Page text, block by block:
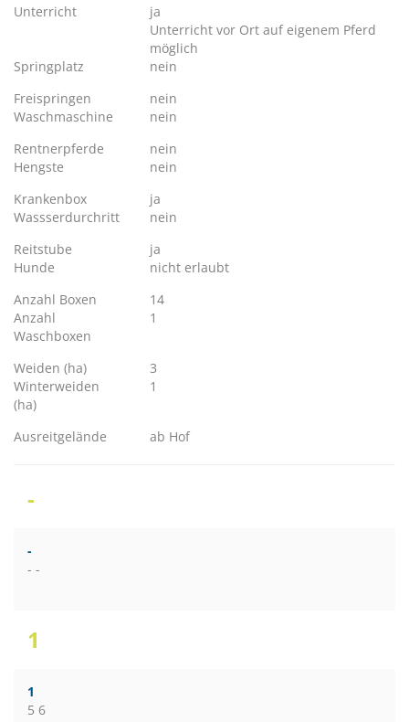
Unterricht
ja
Unterricht vor Ort auf eigenem Pferd
möglich
Springplatz
nein
Freispringen
nein
Waschmaschine
nein
Rentnerpferde
nein
Hengste
nein
Krankenbox
ja
Wassserdurchritt
nein
Reitstube
ja
Hunde
nicht erlaubt
Anzahl Boxen
14
Anzahl
Waschboxen
1
Weiden (ha)
3
Winterweiden
(ha)
1
Ausreitgelände ab Hof
-
-
- -
1
1
5 6